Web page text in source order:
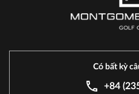
Hole 2
Có bất kỳ
+84